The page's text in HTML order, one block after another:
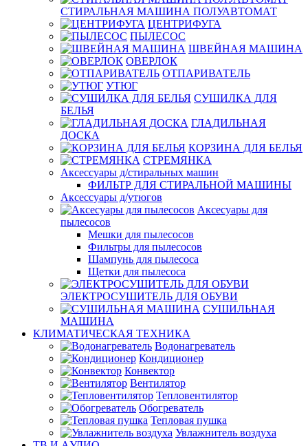
СТИРАЛЬНАЯ МАШИНА ПОЛУАВТОМАТ
ЦЕНТРИФУГА
ПЫЛЕСОС
ШВЕЙНАЯ МАШИНА
ОВЕРЛОК
ОТПАРИВАТЕЛЬ
УТЮГ
СУШИЛКА ДЛЯ
БЕЛЬЯ
ГЛАДИЛЬНАЯ
ДОСКА
КОРЗИНА ДЛЯ БЕЛЬЯ
СТРЕМЯНКА
Аксессуары д/стиральных машин
ФИЛЬТР ДЛЯ СТИРАЛЬНОЙ МАШИНЫ
Аксессуары д/утюгов
Аксесуары для
пылесосов
Мешки для пылесосов
Фильтры для пылесосов
Шампунь для пылесоса
Щетки для пылесоса
ЭЛЕКТРОСУШИТЕЛЬ ДЛЯ ОБУВИ
СУШИЛЬНАЯ
МАШИНА
КЛИМАТИЧЕСКАЯ ТЕХНИКА
Водонагреватель
Кондиционер
Конвектор
Вентилятор
Тепловентилятор
Обогреватель
Тепловая пушка
Увлажнитель воздуха